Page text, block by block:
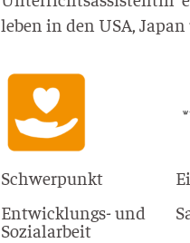
leben in den USA,
Schwerpunkt
Entwicklungs- und
Sozialarbeit